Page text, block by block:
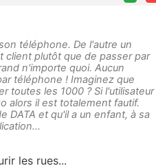
téléphone. De l'autre un
client plutôt que de passer par
n'importe quoi. Aucun
téléphone ! Imaginez que
toutes les 1000 ? Si l'utilisateur
alors il est totalement fautif.
DATA et qu'il a un enfant, à sa
les rues...